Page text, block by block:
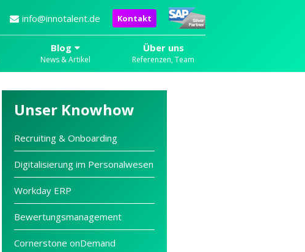
info@innotalent.de Kontakt
Blog
News & Artikel
Über uns
Referenzen, Team
Unser Knowhow
Recruiting & Onboarding
Digitalisierung im Personalwesen
Workday ERP
Bewertungsmanagement
Cornerstone onDemand